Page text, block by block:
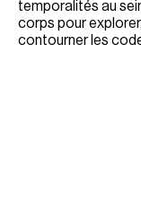
temporalités au
corps pour
contourner les